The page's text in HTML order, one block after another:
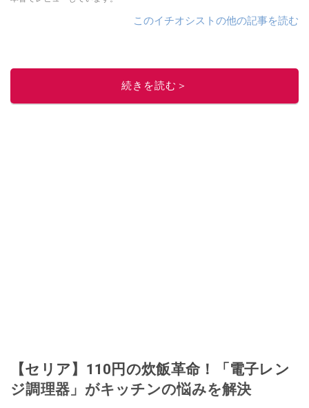
このイチオシストの他の記事を読む
続きを読む＞
【セリア】110円の炊飯革命！「電子レン
ジ調理器」がキッチンの悩みを解決